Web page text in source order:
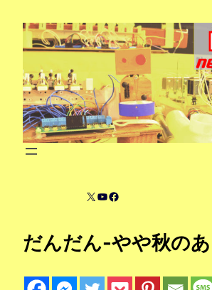
X YouTube
Facebook
だんだん-やや秋の